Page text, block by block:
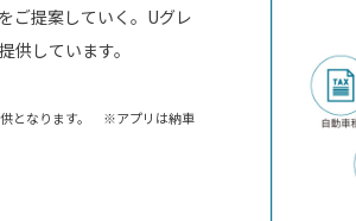
ご提案していく。Uグレ
しています。
となります。 ※アプリは納車